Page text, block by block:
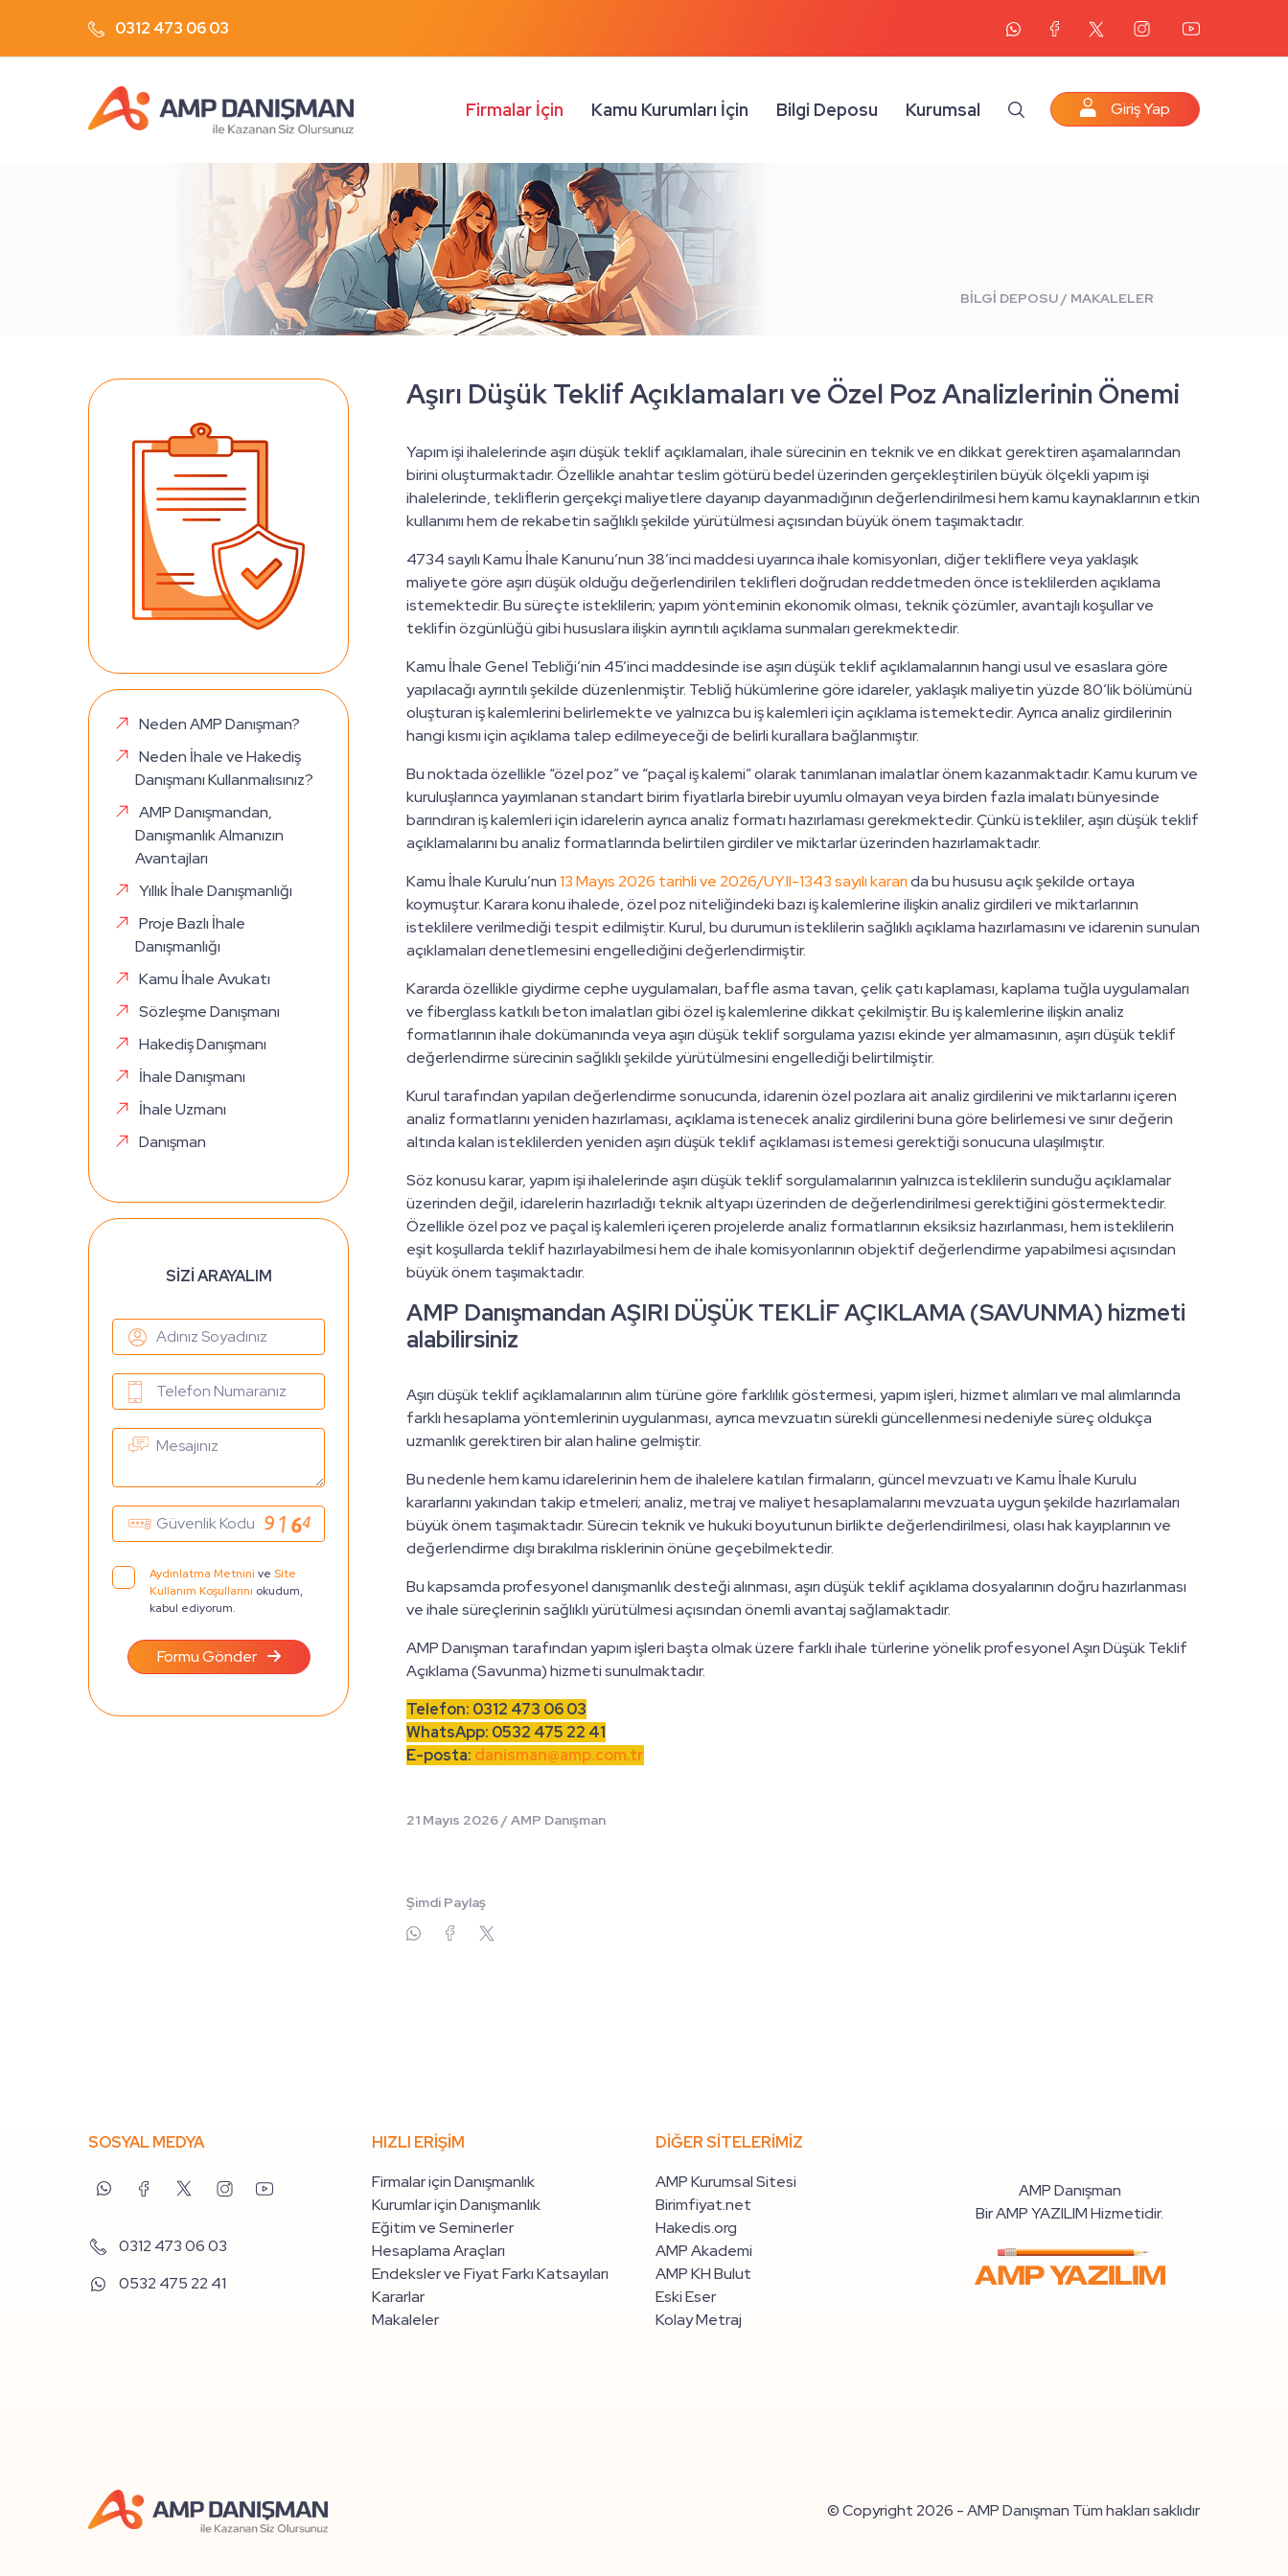
0312 473 06 03
Firmalar İçin Kamu Kurumları İçin Bilgi Deposu Kurumsal Giriş Yap
BİLGİ DEPOSU / MAKALELER
Neden AMP Danışman?
Neden İhale ve Hakediş
Danışmanı Kullanmalısınız?
AMP Danışmandan,
Danışmanlık Almanızın
Avantajları
Yıllık İhale Danışmanlığı
Proje Bazlı İhale
Danışmanlığı
Kamu İhale Avukatı
Sözleşme Danışmanı
Hakediş Danışmanı
İhale Danışmanı
İhale Uzmanı
Danışman
SİZİ ARAYALIM
Aydınlatma Metnini ve Site
Kullanım Koşullarını okudum,
kabul ediyorum.
Formu Gönder
Aşırı Düşük Teklif Açıklamaları ve Özel Poz Analizlerinin Önemi
Yapım işi ihalelerinde aşırı düşük teklif açıklamaları, ihale sürecinin en teknik ve en dikkat gerektiren aşamalarından
birini oluşturmaktadır. Özellikle anahtar teslim götürü bedel üzerinden gerçekleştirilen büyük ölçekli yapım işi
ihalelerinde, tekliflerin gerçekçi maliyetlere dayanıp dayanmadığının değerlendirilmesi hem kamu kaynaklarının etkin
kullanımı hem de rekabetin sağlıklı şekilde yürütülmesi açısından büyük önem taşımaktadır.
4734 sayılı Kamu İhale Kanunu’nun 38’inci maddesi uyarınca ihale komisyonları, diğer tekliflere veya yaklaşık
maliyete göre aşırı düşük olduğu değerlendirilen teklifleri doğrudan reddetmeden önce isteklilerden açıklama
istemektedir. Bu süreçte isteklilerin; yapım yönteminin ekonomik olması, teknik çözümler, avantajlı koşullar ve
teklifin özgünlüğü gibi hususlara ilişkin ayrıntılı açıklama sunmaları gerekmektedir.
Kamu İhale Genel Tebliği’nin 45’inci maddesinde ise aşırı düşük teklif açıklamalarının hangi usul ve esaslara göre
yapılacağı ayrıntılı şekilde düzenlenmiştir. Tebliğ hükümlerine göre idareler, yaklaşık maliyetin yüzde 80’lik bölümünü
oluşturan iş kalemlerini belirlemekte ve yalnızca bu iş kalemleri için açıklama istemektedir. Ayrıca analiz girdilerinin
hangi kısmı için açıklama talep edilmeyeceği de belirli kurallara bağlanmıştır.
Bu noktada özellikle “özel poz” ve “paçal iş kalemi” olarak tanımlanan imalatlar önem kazanmaktadır. Kamu kurum ve
kuruluşlarınca yayımlanan standart birim fiyatlarla birebir uyumlu olmayan veya birden fazla imalatı bünyesinde
barındıran iş kalemleri için idarelerin ayrıca analiz formatı hazırlaması gerekmektedir. Çünkü istekliler, aşırı düşük teklif
açıklamalarını bu analiz formatlarında belirtilen girdiler ve miktarlar üzerinden hazırlamaktadır.
Kamu İhale Kurulu’nun13 Mayıs 2026 tarihli ve 2026/UY.II-1343 sayılı kararıda bu hususu açık şekilde ortaya
koymuştur. Karara konu ihalede, özel poz niteliğindeki bazı iş kalemlerine ilişkin analiz girdileri ve miktarlarının
isteklilere verilmediği tespit edilmiştir. Kurul, bu durumun isteklilerin sağlıklı açıklama hazırlamasını ve idarenin sunulan
açıklamaları denetlemesini engellediğini değerlendirmiştir.
Kararda özellikle giydirme cephe uygulamaları, baffle asma tavan, çelik çatı kaplaması, kaplama tuğla uygulamaları
ve fiberglass katkılı beton imalatları gibi özel iş kalemlerine dikkat çekilmiştir. Bu iş kalemlerine ilişkin analiz
formatlarının ihale dokümanında veya aşırı düşük teklif sorgulama yazısı ekinde yer almamasının, aşırı düşük teklif
değerlendirme sürecinin sağlıklı şekilde yürütülmesini engellediği belirtilmiştir.
Kurul tarafından yapılan değerlendirme sonucunda, idarenin özel pozlara ait analiz girdilerini ve miktarlarını içeren
analiz formatlarını yeniden hazırlaması, açıklama istenecek analiz girdilerini buna göre belirlemesi ve sınır değerin
altında kalan isteklilerden yeniden aşırı düşük teklif açıklaması istemesi gerektiği sonucuna ulaşılmıştır.
Söz konusu karar, yapım işi ihalelerinde aşırı düşük teklif sorgulamalarının yalnızca isteklilerin sunduğu açıklamalar
üzerinden değil, idarelerin hazırladığı teknik altyapı üzerinden de değerlendirilmesi gerektiğini göstermektedir.
Özellikle özel poz ve paçal iş kalemleri içeren projelerde analiz formatlarının eksiksiz hazırlanması, hem isteklilerin
eşit koşullarda teklif hazırlayabilmesi hem de ihale komisyonlarının objektif değerlendirme yapabilmesi açısından
büyük önem taşımaktadır.
AMP Danışmandan AŞIRI DÜŞÜK TEKLİF AÇIKLAMA (SAVUNMA) hizmeti
alabilirsiniz
Aşırı düşük teklif açıklamalarının alım türüne göre farklılık göstermesi, yapım işleri, hizmet alımları ve mal alımlarında
farklı hesaplama yöntemlerinin uygulanması, ayrıca mevzuatın sürekli güncellenmesi nedeniyle süreç oldukça
uzmanlık gerektiren bir alan haline gelmiştir.
Bu nedenle hem kamu idarelerinin hem de ihalelere katılan firmaların, güncel mevzuatı ve Kamu İhale Kurulu
kararlarını yakından takip etmeleri; analiz, metraj ve maliyet hesaplamalarını mevzuata uygun şekilde hazırlamaları
büyük önem taşımaktadır. Sürecin teknik ve hukuki boyutunun birlikte değerlendirilmesi, olası hak kayıplarının ve
değerlendirme dışı bırakılma risklerinin önüne geçebilmektedir.
Bu kapsamda profesyonel danışmanlık desteği alınması, aşırı düşük teklif açıklama dosyalarının doğru hazırlanması
ve ihale süreçlerinin sağlıklı yürütülmesi açısından önemli avantaj sağlamaktadır.
AMP Danışman tarafından yapım işleri başta olmak üzere farklı ihale türlerine yönelik profesyonel Aşırı Düşük Teklif
Açıklama (Savunma) hizmeti sunulmaktadır.
Telefon: 0312 473 06 03
WhatsApp: 0532 475 22 41
E-posta: danisman@amp.com.tr
21 Mayıs 2026 /AMP Danışman
Şimdi Paylaş
SOSYAL MEDYA
0312 473 06 03
0532 475 22 41
HIZLI ERİŞİM
Firmalar için Danışmanlık
Kurumlar için Danışmanlık
Eğitim ve Seminerler
Hesaplama Araçları
Endeksler ve Fiyat Farkı Katsayıları
Kararlar
Makaleler
DİĞER SİTELERİMİZ
AMP Kurumsal Sitesi
Birimfiyat.net
Hakedis.org
AMP Akademi
AMP KH Bulut
Eski Eser
Kolay Metraj
AMP Danışman
Bir AMP YAZILIM Hizmetidir.
© Copyright 2026 - AMP Danışman Tüm hakları saklıdır